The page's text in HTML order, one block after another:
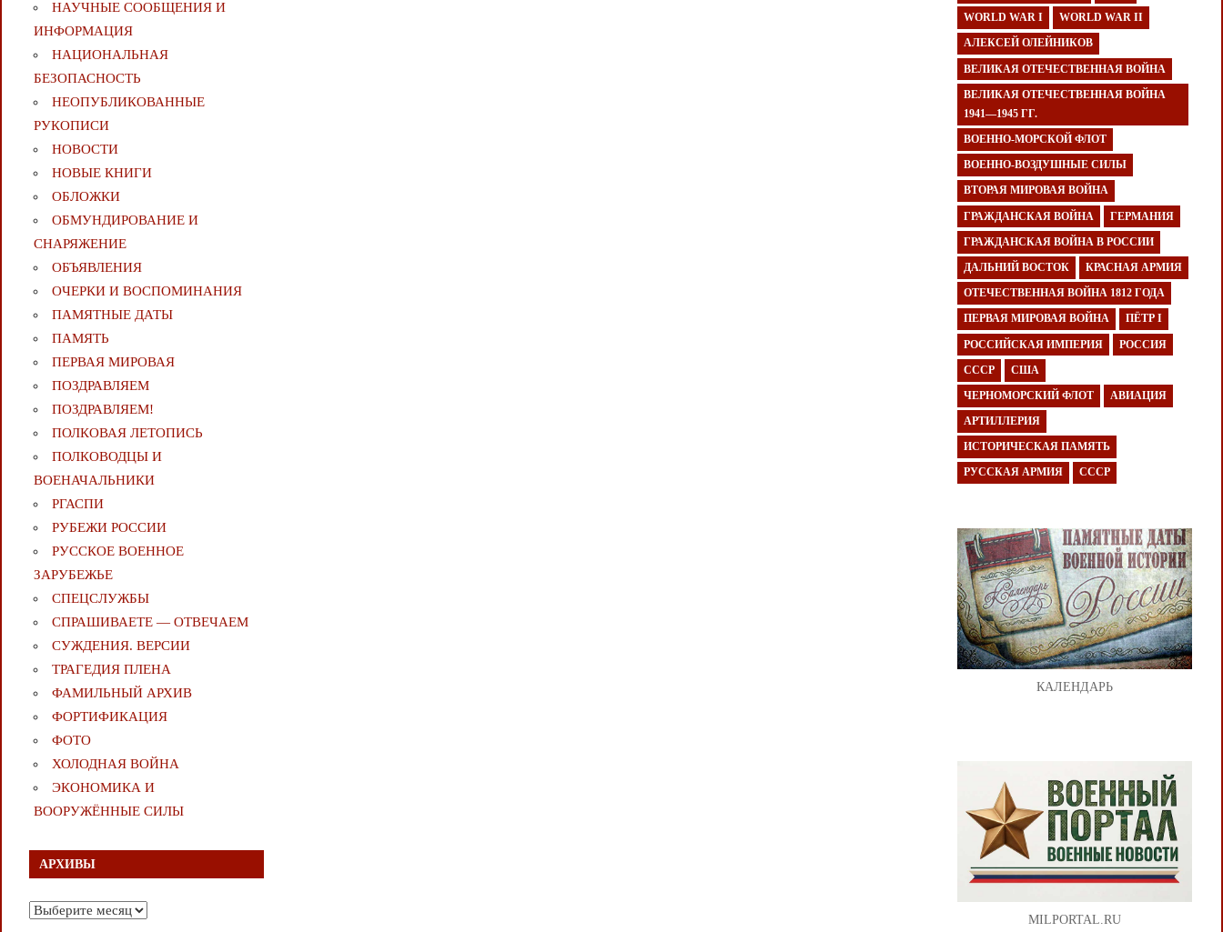
НАУЧНЫЕ СООБЩЕНИЯ И
ИНФОРМАЦИЯ
НАЦИОНАЛЬНАЯ
БЕЗОПАСНОСТЬ
НЕОПУБЛИКОВАННЫЕ
РУКОПИСИ
НОВОСТИ
НОВЫЕ КНИГИ
ОБЛОЖКИ
ОБМУНДИРОВАНИЕ И
СНАРЯЖЕНИЕ
ОБЪЯВЛЕНИЯ
ОЧЕРКИ И ВОСПОМИНАНИЯ
ПАМЯТНЫЕ ДАТЫ
ПАМЯТЬ
ПЕРВАЯ МИРОВАЯ
ПОЗДРАВЛЯЕМ
ПОЗДРАВЛЯЕМ!
ПОЛКОВАЯ ЛЕТОПИСЬ
ПОЛКОВОДЦЫ И
ВОЕНАЧАЛЬНИКИ
РГАСПИ
РУБЕЖИ РОССИИ
РУССКОЕ ВОЕННОЕ
ЗАРУБЕЖЬЕ
СПЕЦСЛУЖБЫ
СПРАШИВАЕТЕ — ОТВЕЧАЕМ
СУЖДЕНИЯ. ВЕРСИИ
ТРАГЕДИЯ ПЛЕНА
ФАМИЛЬНЫЙ АРХИВ
ФОРТИФИКАЦИЯ
ФОТО
ХОЛОДНАЯ ВОЙНА
ЭКОНОМИКА И
ВООРУЖЁННЫЕ СИЛЫ
АРХИВЫ
Архивы
WORLD WAR I WORLD WAR II
АЛЕКСЕЙ ОЛЕЙНИКОВ
ВЕЛИКАЯ ОТЕЧЕСТВЕННАЯ ВОЙНА
ВЕЛИКАЯ ОТЕЧЕСТВЕННАЯ ВОЙНА
1941—1945 ГГ.
ВОЕННО-МОРСКОЙ ФЛОТ
ВОЕННО-ВОЗДУШНЫЕ СИЛЫ
ВТОРАЯ МИРОВАЯ ВОЙНА
ГРАЖДАНСКАЯ ВОЙНА ГЕРМАНИЯ
ГРАЖДАНСКАЯ ВОЙНА В РОССИИ
ДАЛЬНИЙ ВОСТОК КРАСНАЯ АРМИЯ
ОТЕЧЕСТВЕННАЯ ВОЙНА 1812 ГОДА
ПЕРВАЯ МИРОВАЯ ВОЙНА ПЁТР I
РОССИЙСКАЯ ИМПЕРИЯ РОССИЯ
СССР США
ЧЕРНОМОРСКИЙ ФЛОТ АВИАЦИЯ
АРТИЛЛЕРИЯ
ИСТОРИЧЕСКАЯ ПАМЯТЬ
РУССКАЯ АРМИЯ СССР
КАЛЕНДАРЬ
MILPORTAL.RU